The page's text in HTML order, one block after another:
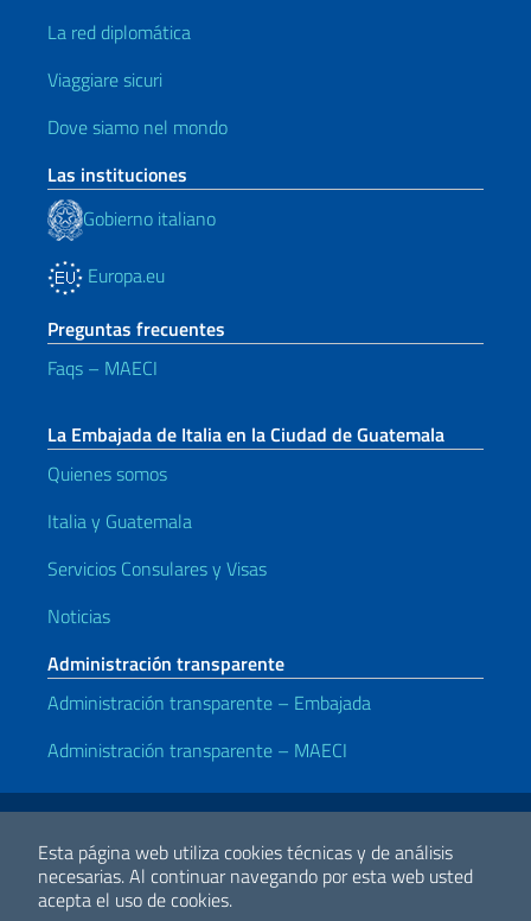
Esta página web utiliza cookies técnicas y de análisis
necesarias.Al continuar navegando por esta web usted
acepta el uso de cookies.
La red diplomática
Viaggiare sicuri
Dove siamo nel mondo
Las instituciones
Gobierno italiano
Europa.eu
Preguntas frecuentes
Faqs – MAECI
La Embajada de Italia en la Ciudad de Guatemala
Quienes somos
Italia y Guatemala
Servicios Consulares y Visas
Noticias
Administración transparente
Administración transparente – Embajada
Administración transparente – MAECI
Enlaces útiles